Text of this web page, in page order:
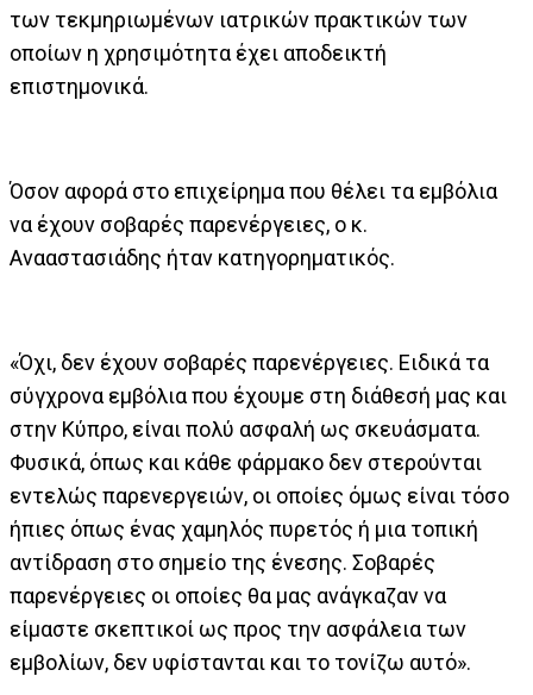
των τεκμηριωμένων ιατρικών πρακτικών των
οποίων η χρησιμότητα έχει αποδεικτή
επιστημονικά.
Όσον αφορά στο επιχείρημα που θέλει τα εμβόλια
να έχουν σοβαρές παρενέργειες, ο κ.
Ανααστασιάδης ήταν κατηγορηματικός.
«Όχι, δεν έχουν σοβαρές παρενέργειες. Ειδικά τα
σύγχρονα εμβόλια που έχουμε στη διάθεσή μας και
στην Κύπρο, είναι πολύ ασφαλή ως σκευάσματα.
Φυσικά, όπως και κάθε φάρμακο δεν στερούνται
εντελώς παρενεργειών, οι οποίες όμως είναι τόσο
ήπιες όπως ένας χαμηλός πυρετός ή μια τοπική
αντίδραση στο σημείο της ένεσης. Σοβαρές
παρενέργειες οι οποίες θα μας ανάγκαζαν να
είμαστε σκεπτικοί ως προς την ασφάλεια των
εμβολίων, δεν υφίστανται και το τονίζω αυτό».